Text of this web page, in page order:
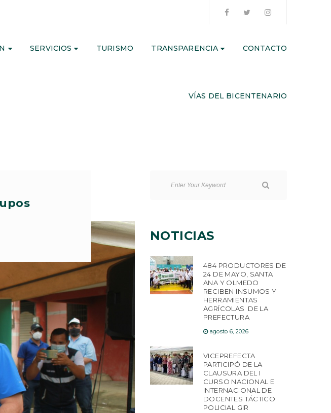
SERVICIOS TURISMO TRANSPARENCIA CONTACTO
VÍAS DEL BICENTENARIO
NOTICIAS
484 PRODUCTORES DE
24 DE MAYO, SANTA
ANA Y OLMEDO
RECIBEN INSUMOS Y
HERRAMIENTAS
AGRÍCOLAS DE LA
PREFECTURA
agosto 6, 2026
VICEPREFECTA
PARTICIPÓ DE LA
CLAUSURA DEL I
CURSO NACIONAL E
INTERNACIONAL DE
DOCENTES TÁCTICO
POLICIAL GIR